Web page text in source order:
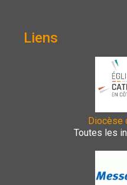
Liens
Diocèse
Toutes les